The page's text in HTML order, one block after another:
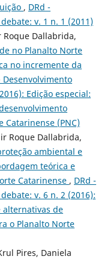
, DRd -
v. 1 n. 1 (2011)
Roque Dallabrida,
no Planalto Norte
no incremente da
Desenvolvimento
Edição especial:
(PNC)
Roque Dallabrida,
ambiental e
teórica e
Catarinense , DRd -
v. 6 n. 2 (2016):
alternativas de
o Planalto Norte
Pires, Daniela